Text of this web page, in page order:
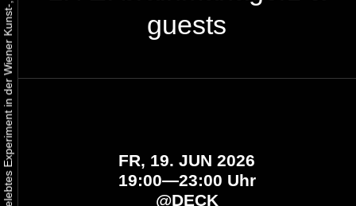
guests
FR, 19. JUN 2026
19:00—23:00 Uhr
@DECK